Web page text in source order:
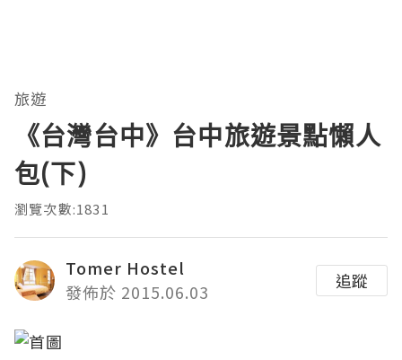
旅遊
《台灣台中》台中旅遊景點懶人
包(下)
瀏覽次數:1831
Tomer Hostel
發佈於 2015.06.03
追蹤